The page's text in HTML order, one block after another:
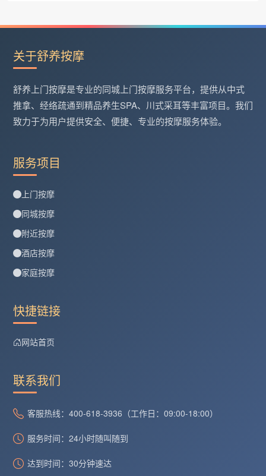
关于舒养按摩
舒养上门按摩是专业的同城上门按摩服务平台，提供从中式
推拿、经络疏通到精品养生SPA、川式采耳等丰富项目。我们
致力于为用户提供安全、便捷、专业的按摩服务体验。
服务项目
上门按摩
同城按摩
附近按摩
酒店按摩
家庭按摩
快捷链接
网站首页
联系我们
客服热线：400-618-3936（工作日：09:00-18:00）
服务时间：24小时随叫随到
达到时间：30分钟速达